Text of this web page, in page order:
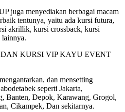
juga menyediakan berbagai macam
tentunya, yaitu ada kursi futura,
akrillik, kursi crossback, kursi
lainnya.
dan mensetting
seperti Jakarta,
Banten, Depok, Karawang, Grogol,
Cikampek, Dan sekitarnya.